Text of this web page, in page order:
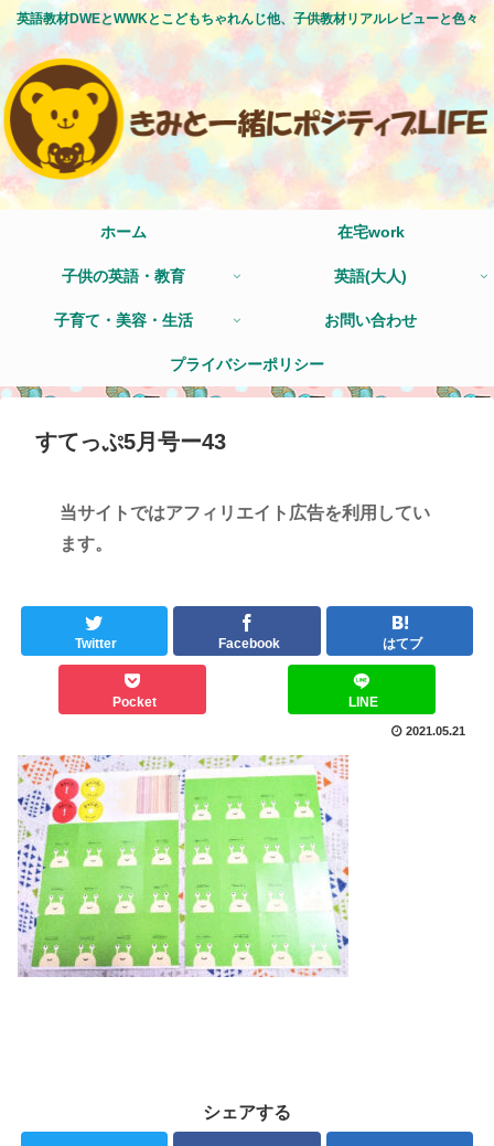
英語教材DWEとWWKとこどもちゃれんじ他、子供教材リアルレビューと色々
ホーム 在宅work
子供の英語・教育 英語(大人)
子育て・美容・生活 お問い合わせ
プライバシーポリシー
すてっぷ5月号ー43
当サイトではアフィリエイト広告を利用してい
ます。
Twitter Facebook はてブ
Pocket LINE
2021.05.21
シェアする